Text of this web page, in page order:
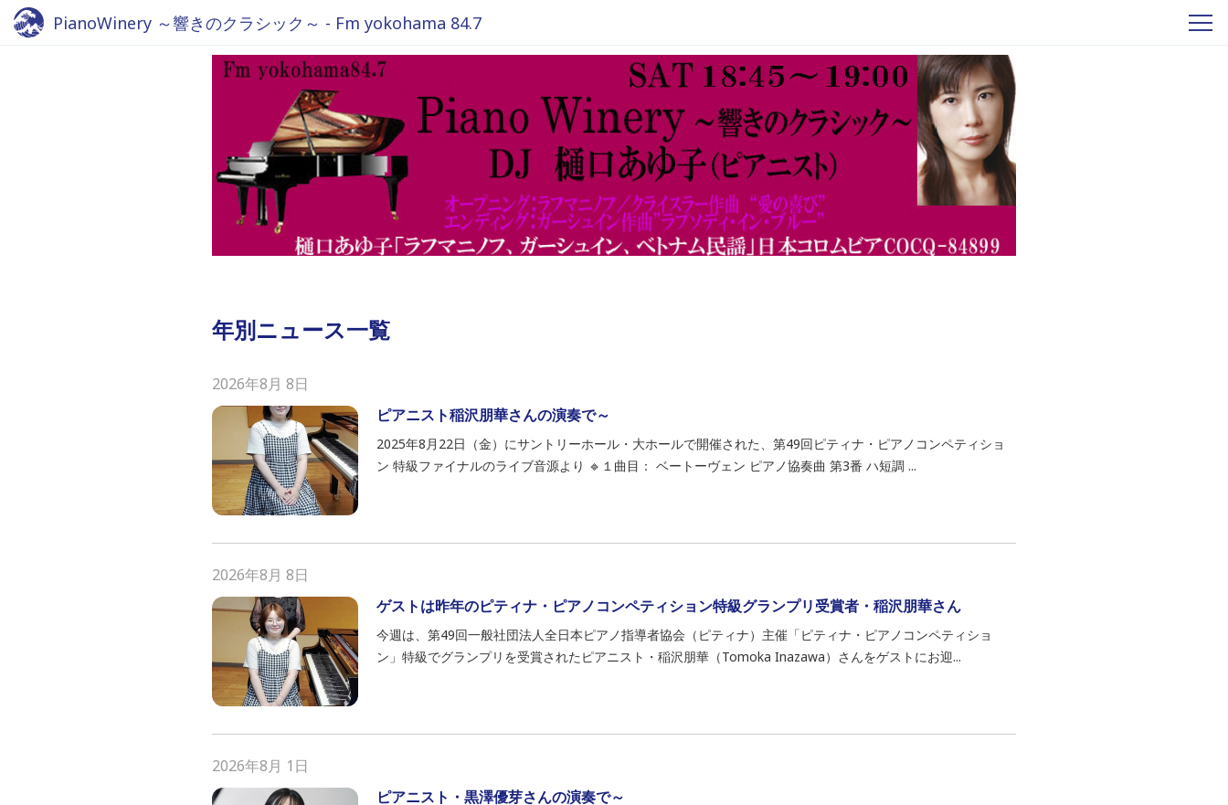
PianoWinery ～響きのクラシック～ - Fm yokohama 84.7
年別ニュース一覧
2026年8月 8日
ピアニスト稲沢朋華さんの演奏で～
2025年8月22日（金）にサントリーホール・大ホールで開催された、第49回ピティナ・ピアノコンペティショ
ン 特級ファイナルのライブ音源より 🔹１曲目： ベートーヴェン ピアノ協奏曲 第3番 ハ短調 ...
2026年8月 8日
ゲストは昨年のピティナ・ピアノコンペティション特級グランプリ受賞者・稲沢朋華さん
今週は、第49回一般社団法人全日本ピアノ指導者協会（ピティナ）主催「ピティナ・ピアノコンペティショ
ン」特級でグランプリを受賞されたピアニスト・稲沢朋華（Tomoka Inazawa）さんをゲストにお迎...
2026年8月 1日
ピアニスト・黒澤優芽さんの演奏で～